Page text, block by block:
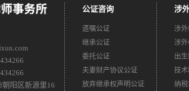
阳区新源里16
公证咨询
遗嘱公证
继承公证
委托公证
夫妻财产协议公证
放弃继承权声明公证
涉
涉
涉
出
技
纳